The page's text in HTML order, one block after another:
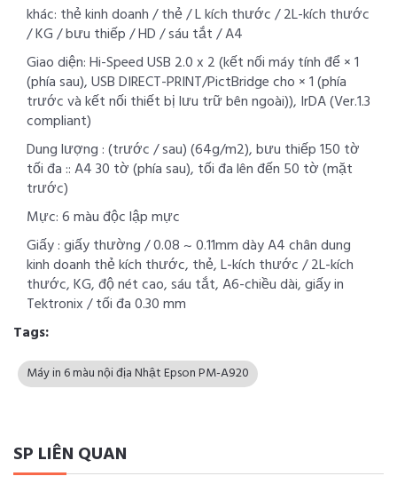
khác: thẻ kinh doanh / thẻ / L kích thước / 2L-kích thước
/ KG / bưu thiếp / HD / sáu tắt / A4
Giao diện: Hi-Speed ​​USB 2.0 x 2 (kết nối máy tính để × 1
(phía sau), USB DIRECT-PRINT/PictBridge cho × 1 (phía
trước và kết nối thiết bị lưu trữ bên ngoài)), IrDA (Ver.1.3
compliant)
Dung lượng : (trước / sau) (64g/m2), bưu thiếp 150 tờ
tối đa :: A4 30 tờ (phía sau), tối đa lên đến 50 tờ (mặt
trước)
Mực: 6 màu độc lập mực
Giấy : giấy thường / 0.08 ~ 0.11mm dày A4 chân dung
kinh doanh thẻ kích thước, thẻ, L-kích thước / 2L-kích
thước, KG, độ nét cao, sáu tắt, A6-chiều dài, giấy in
Tektronix / tối đa 0.30 mm
Tags:
Máy in 6 màu nội địa Nhật Epson PM-A920
SP LIÊN QUAN